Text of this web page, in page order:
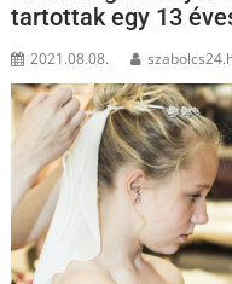
tartottak egy 13
2021.08.08.